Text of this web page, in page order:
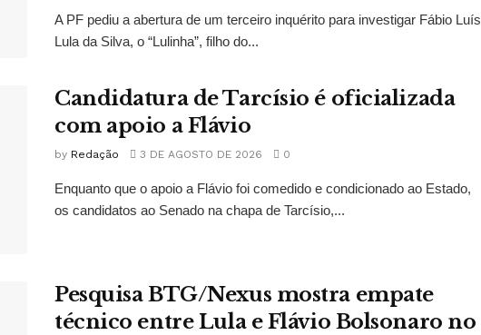
A PF pediu a abertura de um terceiro inquérito para investigar Fábio Luís
Lula da Silva, o “Lulinha”, filho do...
Candidatura de Tarcísio é oficializada
com apoio a Flávio
by Redação 3 DE AGOSTO DE 2026 0
Enquanto que o apoio a Flávio foi comedido e condicionado ao Estado,
os candidatos ao Senado na chapa de Tarcísio,...
Pesquisa BTG/Nexus mostra empate
técnico entre Lula e Flávio Bolsonaro no